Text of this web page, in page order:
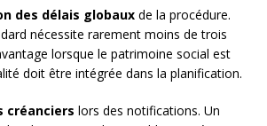
des délais globaux de la procédure.
nécessite rarement moins de trois
lorsque le patrimoine social est
doit être intégrée dans la planification.
créanciers lors des notifications. Un